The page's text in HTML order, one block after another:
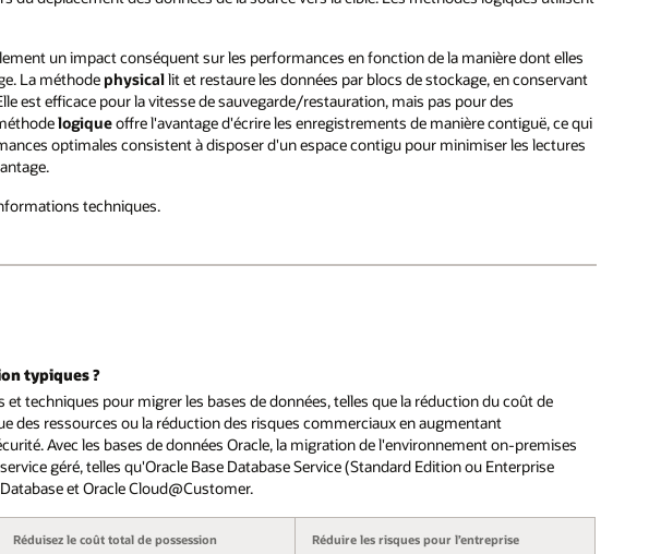
un impact conséquent sur les performances en fonction de la manière dont elles
La méthode physicallit et restaure les données par blocs de stockage, en conservant
est efficace pour la vitesse de sauvegarde/restauration, mais pas pour des
logiqueoffre l'avantage d'écrire les enregistrements de manière contiguë, ce qui
optimales consistent à disposer d'un espace contigu pour minimiser les lectures
techniques.
typiques ?
techniques pour migrer les bases de données, telles que la réduction du coût de
des ressources ou la réduction des risques commerciaux en augmentant
Avec les bases de données Oracle, la migration de l'environnement on-premises
géré, telles qu'Oracle Base Database Service (Standard Edition ou Enterprise
et Oracle Cloud@Customer.
Réduisez le coût total de possession Réduire les risques pour l’entreprise